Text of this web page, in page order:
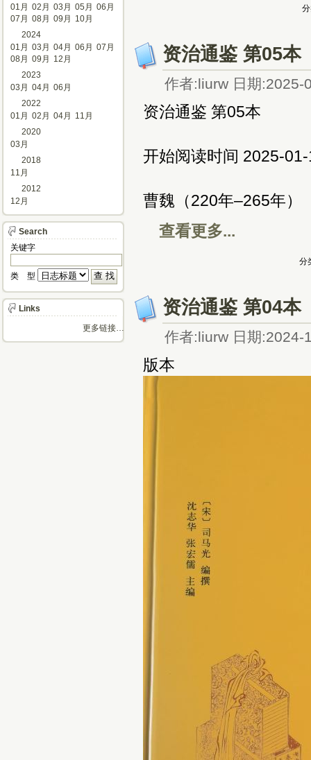
资治通鉴 第05本
作者:liurw 日期:2025-
资治通鉴 第05本
开始阅读时间 2025-
曹魏（220年–265年）
查看更多...
分
资治通鉴 第04本
作者:liurw 日期:2024-
版本
01月 02月 03月 05月 06月
07月 08月 09月
10月
2024
01月 03月 04月 06月 07月
08月 09月
12月
2023
03月 04月 06月
2022
01月 02月 04月
11月
2020
03月
2018
11月
2012
12月
Search
关键字
类 型
Links
更多链接…